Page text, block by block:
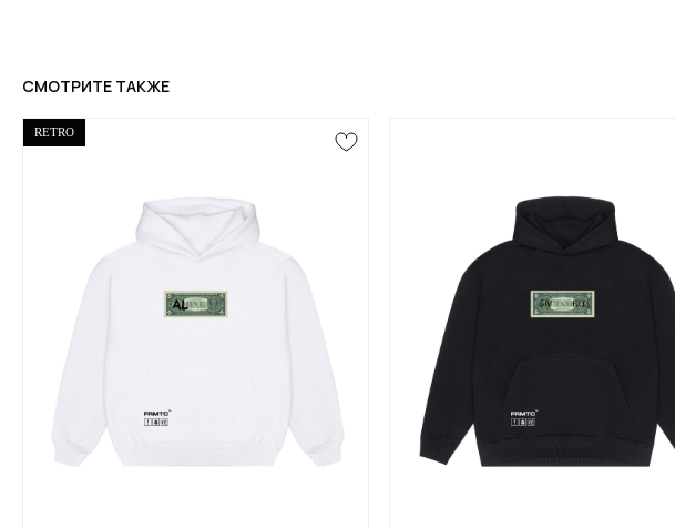
СМОТРИТЕ ТАКЖЕ
RETRO